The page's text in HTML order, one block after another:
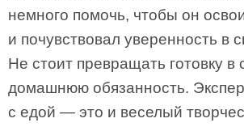
немного помочь, чтобы он
и почувствовал уверенность в
Не стоит превращать готовку в
домашнюю обязанность.
с едой — это и веселый